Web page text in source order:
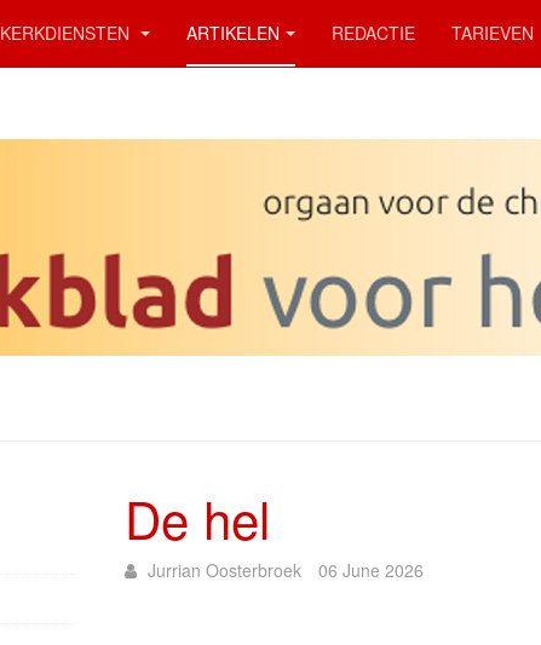
KERKDIENSTEN ARTIKELEN REDACTIE TARIEVEN
De hel
Jurrian Oosterbroek 06 June 2026